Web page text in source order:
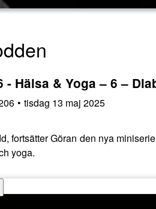
- Hälsa & Yoga – 6 –
• tisdag 13 maj 2025
fortsätter Göran den nya
yoga.